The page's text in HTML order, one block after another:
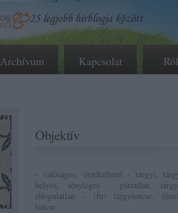
Archívum Kapcsolat
Objektív
- valóságos, érzékelhető - tárgyi,
helyes, tényleges - pártatlan,
elfogulatlan - (fn) tárgylencse,
lencse